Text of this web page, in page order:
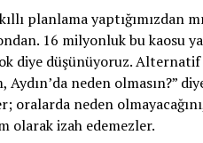
planlama yaptığımızdan
16 milyonluk bu kaosu
diye düşünüyoruz.
Aydın’da neden olmasın?”
oralarda neden
olarak izah edemezler.